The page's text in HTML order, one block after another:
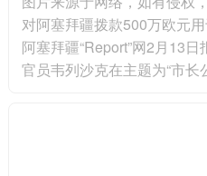
对阿塞拜疆拨款500万欧元
阿塞拜疆“Report”网2月13
官员韦列沙克在主题为“市